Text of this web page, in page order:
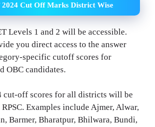
2024 Cut Off Marks District Wise
Levels 1 and 2 will be accessible.
you direct access to the answer
specific cutoff scores for
OBC candidates.
cut-off scores for all districts will be
Examples include Ajmer, Alwar,
Barmer, Bharatpur, Bhilwara, Bundi,